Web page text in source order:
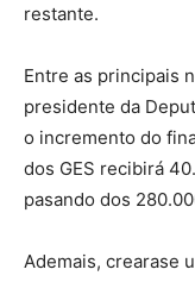
restante.
Entre as principais
presidente da
o incremento do
dos GES recibirá
pasando dos
Ademais, crearase